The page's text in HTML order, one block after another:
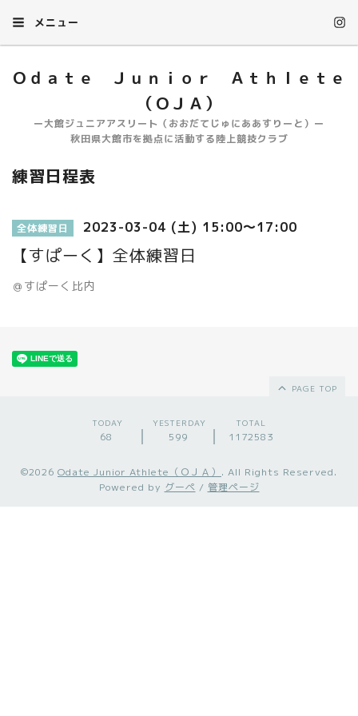
メニュー
Ｏｄａｔｅ Ｊｕｎｉｏｒ Ａｔｈｌｅｔｅ
（ＯＪＡ）
ー大館ジュニアアスリート（おおだてじゅにああすりーと）ー
秋田県大館市を拠点に活動する陸上競技クラブ
練習日程表
全体練習日 2023-03-04 (土) 15:00～17:00
【すぱーく】全体練習日
＠すぱーく比内
PAGE TOP
TODAY
68
YESTERDAY
599
TOTAL
1172583
©2026 Odate Junior Athlete（ＯＪＡ） . All Rights Reserved.
Powered by グーペ / 管理ページ